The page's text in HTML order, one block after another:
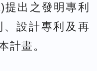
出之發明專利
設計專利及再
計畫。